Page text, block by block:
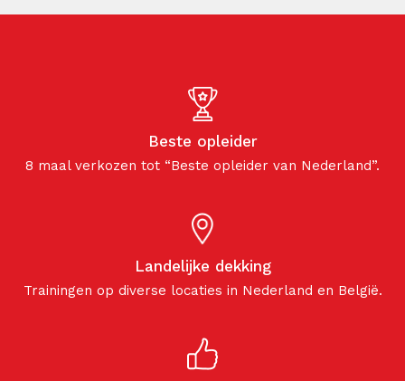
Beste opleider
8 maal verkozen tot “Beste opleider van Nederland”.
Landelijke dekking
Trainingen op diverse locaties in Nederland en België.